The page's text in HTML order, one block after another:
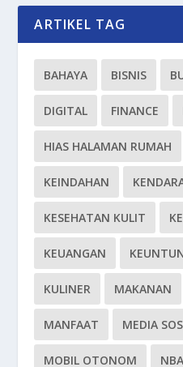
ARTIKEL TAG
BAHAYA BISNIS
DIGITAL FINANCE
HIAS HALAMAN RUMAH
KEINDAHAN
KESEHATAN KULIT
KEUANGAN
KULINER MAKANAN
MANFAAT MEDIA
MOBIL OTONOM NBA